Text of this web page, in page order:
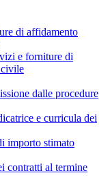
di affidamento
e forniture di
civile
dalle procedure
e curricula dei
importo stimato
contratti al termine